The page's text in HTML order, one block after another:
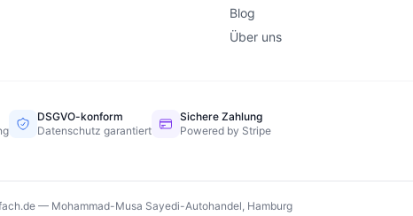
Blog
Über uns
DSGVO-konform
Datenschutz garantiert
Sichere Zahlung
Powered by Stripe
— Mohammad-Musa Sayedi-Autohandel, Hamburg